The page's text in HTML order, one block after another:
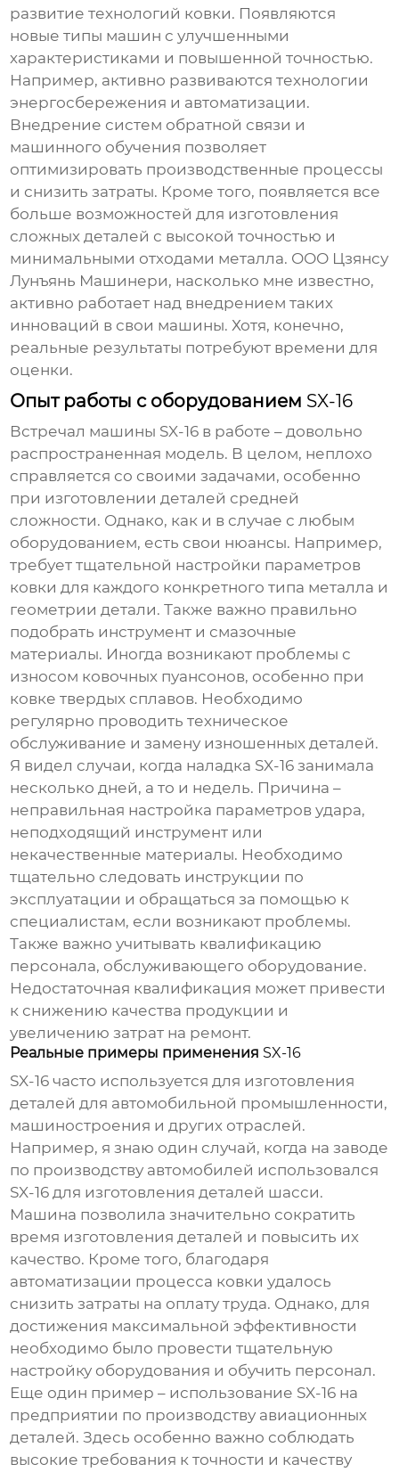
развитие технологий ковки. Появляются
новые типы машин с улучшенными
характеристиками и повышенной точностью.
Например, активно развиваются технологии
энергосбережения и автоматизации.
Внедрение систем обратной связи и
машинного обучения позволяет
оптимизировать производственные процессы
и снизить затраты. Кроме того, появляется все
больше возможностей для изготовления
сложных деталей с высокой точностью и
минимальными отходами металла. ООО Цзянсу
Лунъянь Машинери, насколько мне известно,
активно работает над внедрением таких
инноваций в свои машины. Хотя, конечно,
реальные результаты потребуют времени для
оценки.
Опыт работы с оборудованием SX-16
Встречал машины SX-16 в работе – довольно
распространенная модель. В целом, неплохо
справляется со своими задачами, особенно
при изготовлении деталей средней
сложности. Однако, как и в случае с любым
оборудованием, есть свои нюансы. Например,
требует тщательной настройки параметров
ковки для каждого конкретного типа металла и
геометрии детали. Также важно правильно
подобрать инструмент и смазочные
материалы. Иногда возникают проблемы с
износом ковочных пуансонов, особенно при
ковке твердых сплавов. Необходимо
регулярно проводить техническое
обслуживание и замену изношенных деталей.
Я видел случаи, когда наладка SX-16 занимала
несколько дней, а то и недель. Причина –
неправильная настройка параметров удара,
неподходящий инструмент или
некачественные материалы. Необходимо
тщательно следовать инструкции по
эксплуатации и обращаться за помощью к
специалистам, если возникают проблемы.
Также важно учитывать квалификацию
персонала, обслуживающего оборудование.
Недостаточная квалификация может привести
к снижению качества продукции и
увеличению затрат на ремонт.
Реальные примеры применения SX-16
SX-16 часто используется для изготовления
деталей для автомобильной промышленности,
машиностроения и других отраслей.
Например, я знаю один случай, когда на заводе
по производству автомобилей использовался
SX-16 для изготовления деталей шасси.
Машина позволила значительно сократить
время изготовления деталей и повысить их
качество. Кроме того, благодаря
автоматизации процесса ковки удалось
снизить затраты на оплату труда. Однако, для
достижения максимальной эффективности
необходимо было провести тщательную
настройку оборудования и обучить персонал.
Еще один пример – использование SX-16 на
предприятии по производству авиационных
деталей. Здесь особенно важно соблюдать
высокие требования к точности и качеству